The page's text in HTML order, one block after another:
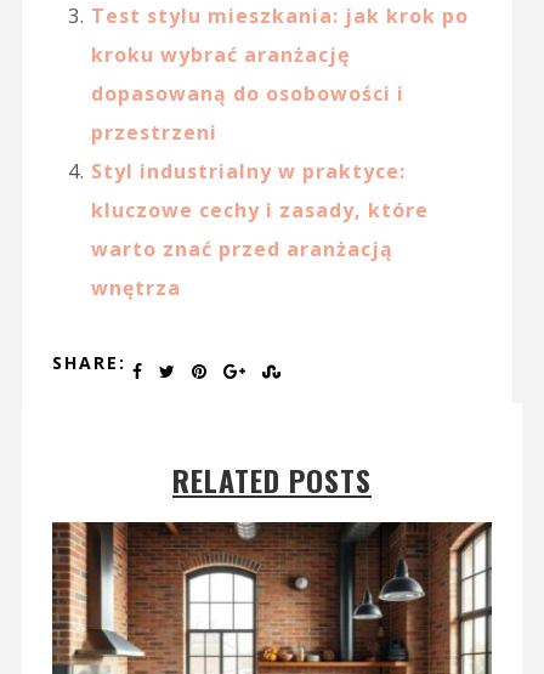
Test stylu mieszkania: jak krok po
kroku wybrać aranżację
dopasowaną do osobowości i
przestrzeni
Styl industrialny w praktyce:
kluczowe cechy i zasady, które
warto znać przed aranżacją
wnętrza
SHARE:
RELATED POSTS